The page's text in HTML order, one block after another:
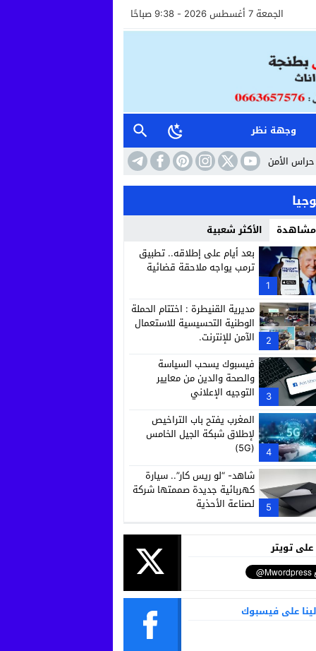
الجمعة 7 أغسطس 2026 - 9:38 صباحًا
وجهة نظر
الاستقبال خطوة نحو مستشفى أكثر إنسانية وأماناً
مشاهدة الأكثر شعبية
1
بعد أيام على إطلاقه.. تطبيق
ترمب يواجه ملاحقة قضائية
2
مديرية القنيطرة : اختتام الحملة
الوطنية التحسيسية للاستعمال
الآمن للإنترنت.
3
فيسبوك يسحب السياسة
والصحة والدين من معايير
التوجيه الإعلاني
4
المغرب يفتح باب التراخيص
لإطلاق شبكة الجيل الخامس
(5G)
5
شاهد- “لو ريس كار”.. سيارة
كهربائية جديدة صممتها شركة
لصناعة الأحذية
على تويتر
على فيسبوك